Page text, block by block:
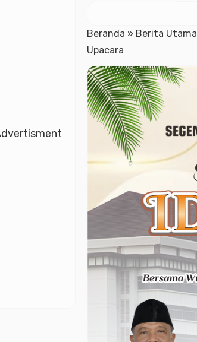
Beranda » Berita Utama
Upacara